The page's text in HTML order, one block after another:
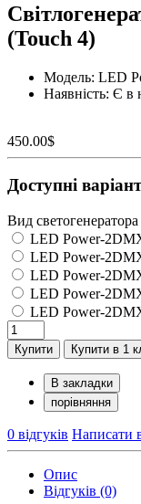
(Touch 4)
Модель: LED
Наявність: Є в
450.00$
Доступні
Вид
LED Power-
LED Power-
LED Power-
LED Power-
LED Power-
Купити Купити в 1
В закладки
порівняння
0 відгуків Написати
Опис
Відгуків (0)